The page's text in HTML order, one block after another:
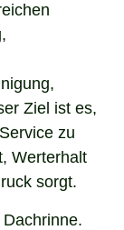
Ziel ist es,
zu
Werterhalt
sorgt.